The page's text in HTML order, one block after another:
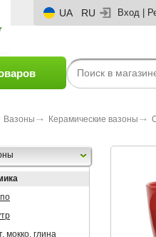
UA RU Вход
Вазоны Керамические вазоны
мокко, глина